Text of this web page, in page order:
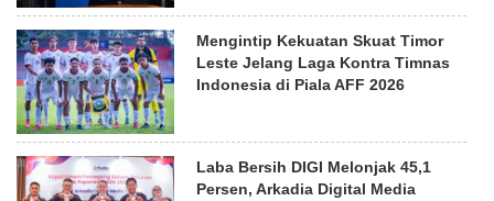
Mengintip Kekuatan Skuat Timor
Leste Jelang Laga Kontra Timnas
Indonesia di Piala AFF 2026
Laba Bersih DIGI Melonjak 45,1
Persen, Arkadia Digital Media